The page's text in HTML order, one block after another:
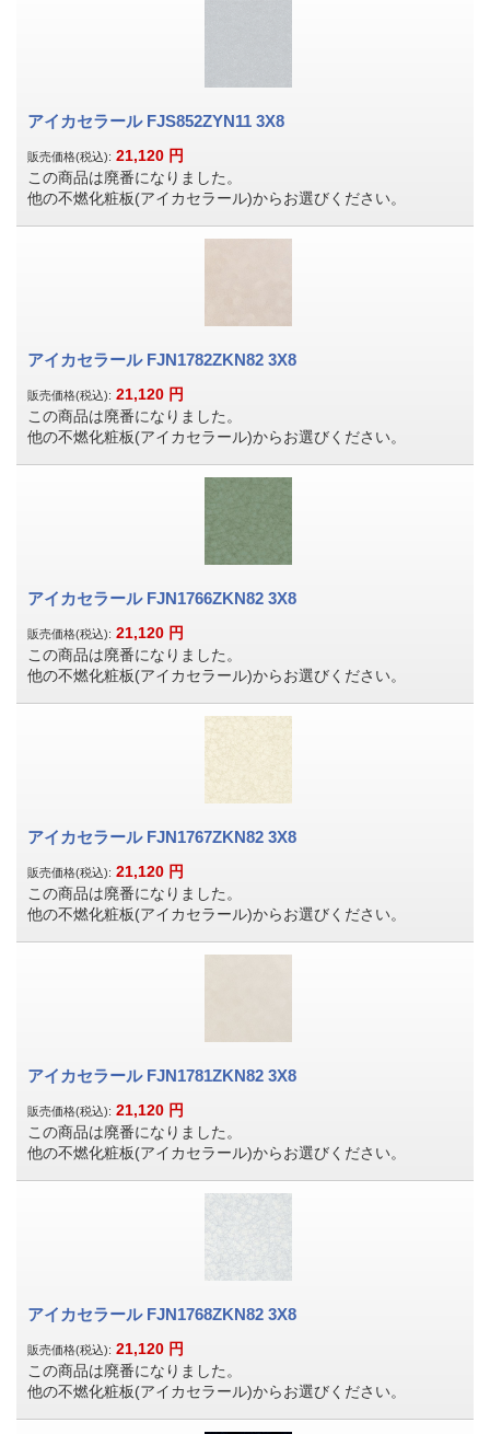
アイカセラール FJS852ZYN11 3X8
販売価格(税込): 21,120 円
この商品は廃番になりました。
他の不燃化粧板(アイカセラール)からお選びください。
アイカセラール FJN1782ZKN82 3X8
販売価格(税込): 21,120 円
この商品は廃番になりました。
他の不燃化粧板(アイカセラール)からお選びください。
アイカセラール FJN1766ZKN82 3X8
販売価格(税込): 21,120 円
この商品は廃番になりました。
他の不燃化粧板(アイカセラール)からお選びください。
アイカセラール FJN1767ZKN82 3X8
販売価格(税込): 21,120 円
この商品は廃番になりました。
他の不燃化粧板(アイカセラール)からお選びください。
アイカセラール FJN1781ZKN82 3X8
販売価格(税込): 21,120 円
この商品は廃番になりました。
他の不燃化粧板(アイカセラール)からお選びください。
アイカセラール FJN1768ZKN82 3X8
販売価格(税込): 21,120 円
この商品は廃番になりました。
他の不燃化粧板(アイカセラール)からお選びください。